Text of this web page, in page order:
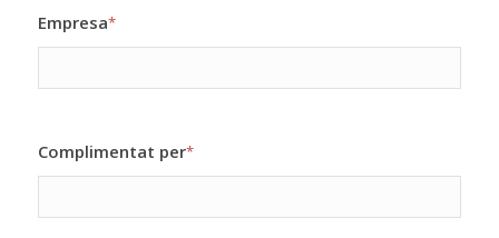
Empresa*
Complimentat per*